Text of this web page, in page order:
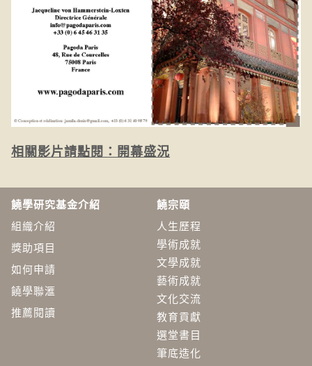
相關影片請點閱： 開幕盛況
饒學研究基金介紹
組織介紹
獎助項目
如何申請
饒學聯滙
推薦閱讀
饒宗頤
人生歷程
學術成就
文學成就
藝術成就
文化交流
教育貢獻
選堂書目
筆底造化